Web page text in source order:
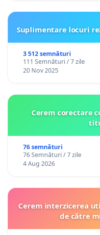
Suplimentare locuri
3 512 semnături
111 Semnături / 7 zile
20 Nov 2025
Cerem corectare
76 semnături
76 Semnături / 7 zile
4 Aug 2026
Cerem interzicerea
de către